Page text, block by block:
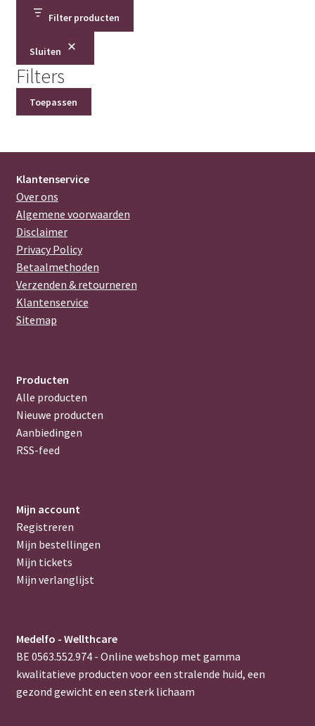
Bedankt
Error
Filter producten
Sluiten
Filters
Toepassen
Klantenservice
Over ons
Algemene voorwaarden
Disclaimer
Privacy Policy
Betaalmethoden
Verzenden & retourneren
Klantenservice
Sitemap
Producten
Alle producten
Nieuwe producten
Aanbiedingen
RSS-feed
Mijn account
Registreren
Mijn bestellingen
Mijn tickets
Mijn verlanglijst
Medelfo - Wellthcare
BE 0563.552.974 - Online webshop met gamma
kwalitatieve producten voor een stralende huid, een
gezond gewicht en een sterk lichaam